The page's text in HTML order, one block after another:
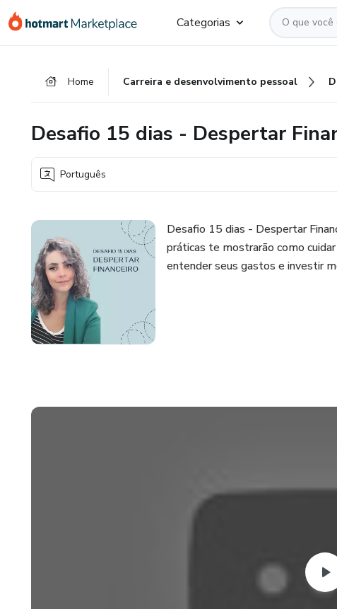
para
para
para
Categorias
Home Carreira e desenvolvimento pessoal
Desafio 15 dias - Despertar
Português
Desafio 15 dias - Despertar
práticas te mostrarão como
entender seus gastos e investir